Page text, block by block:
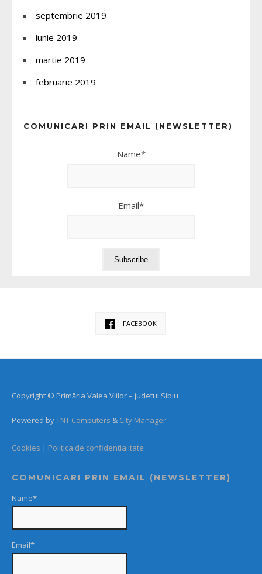
septembrie 2019
iunie 2019
martie 2019
februarie 2019
COMUNICARI PRIN EMAIL (NEWSLETTER)
Name*
Email*
FACEBOOK
Copyright © Primăria Valea Viilor – judetul Sibiu
Powered byTNT Computers & City Manager
Cookies | Politica de confidentialitate
COMUNICARI PRIN EMAIL (NEWSLETTER)
Name*
Email*